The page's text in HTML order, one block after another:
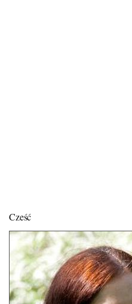
Cześć